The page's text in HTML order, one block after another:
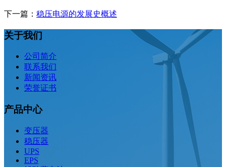
下一篇： 稳压电源的发展史概述
关于我们
公司简介
联系我们
新闻资讯
荣誉证书
产品中心
变压器
稳压器
UPS
EPS